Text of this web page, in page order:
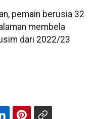
pemain berusia 32
membela
dari 2022/23